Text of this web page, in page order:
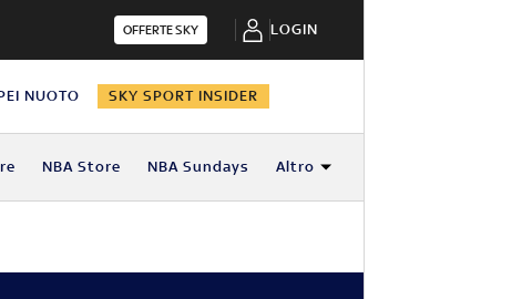
OFFERTE SKY LOGIN
NUOTO SKY SPORT INSIDER
NBA Store NBA Sundays Altro